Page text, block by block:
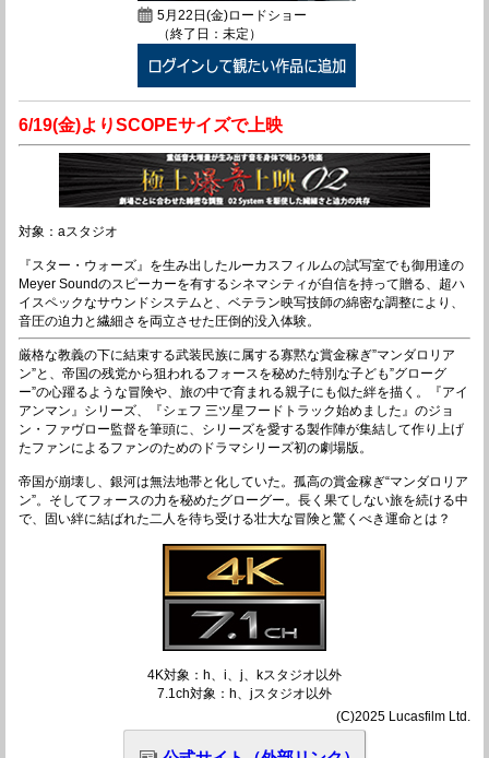
5月22日(金)ロードショー
（終了日：未定）
6/19(金)よりSCOPEサイズで上映
対象：aスタジオ
『スター・ウォーズ』を生み出したルーカスフィルムの試写室でも御用達の
Meyer Soundのスピーカーを有するシネマシティが自信を持って贈る、超ハ
イスペックなサウンドシステムと、ベテラン映写技師の綿密な調整により、
音圧の迫力と繊細さを両立させた圧倒的没入体験。
厳格な教義の下に結束する武装民族に属する寡黙な賞金稼ぎ”マンダロリア
ン”と、帝国の残党から狙われるフォースを秘めた特別な子ども”グローグ
ー”の心躍るような冒険や、旅の中で育まれる親子にも似た絆を描く。『アイ
アンマン』シリーズ、『シェフ 三ツ星フードトラック始めました』のジョ
ン・ファヴロー監督を筆頭に、シリーズを愛する製作陣が集結して作り上げ
たファンによるファンのためのドラマシリーズ初の劇場版。
帝国が崩壊し、銀河は無法地帯と化していた。孤高の賞金稼ぎ“マンダロリア
ン”。そしてフォースの力を秘めたグローグー。長く果てしない旅を続ける中
で、固い絆に結ばれた二人を待ち受ける壮大な冒険と驚くべき運命とは？
4K対象：h、i、j、kスタジオ以外
7.1ch対象：h、jスタジオ以外
(C)2025 Lucasfilm Ltd.